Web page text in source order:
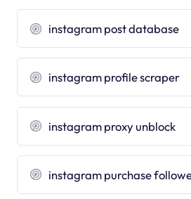
instagram post database
instagram profile scraper
instagram proxy unblock
instagram purchase